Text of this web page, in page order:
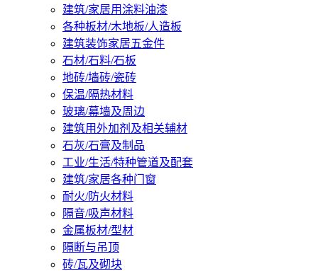
建筑/家居用涂料油漆
各种板材/木地板/人造板
建筑装饰家居五金件
石材/石料/石板
地砖/墙砖/瓷砖
保温/隔热材料
玻璃/幕墙及周边
建筑用外加剂及相关辅材
石灰/石膏及制品
工业/生活/特种管道及配套
建筑/家居各种门窗
耐火/防火材料
隔音/吸声材料
金属板材/型材
隔断与吊顶
砖/瓦及砌块